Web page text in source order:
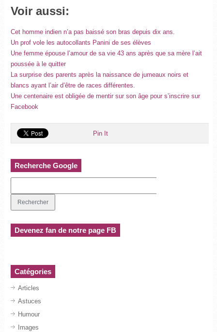
Voir aussi:
Cet homme indien n’a pas baissé son bras depuis dix ans.
Un prof vole les autocollants Panini de ses élèves
Une femme épouse l’amour de sa vie 43 ans après que sa mère l’ait
poussée à le quitter
La surprise des parents après la naissance de jumeaux noirs et
blancs ayant l’air d’être de races différentes.
Une centenaire est obligée de mentir sur son âge pour s’inscrire sur
Facebook
Pin It
Recherche Google
Devenez fan de notre page FB
Catégories
Articles
Astuces
Humour
Images